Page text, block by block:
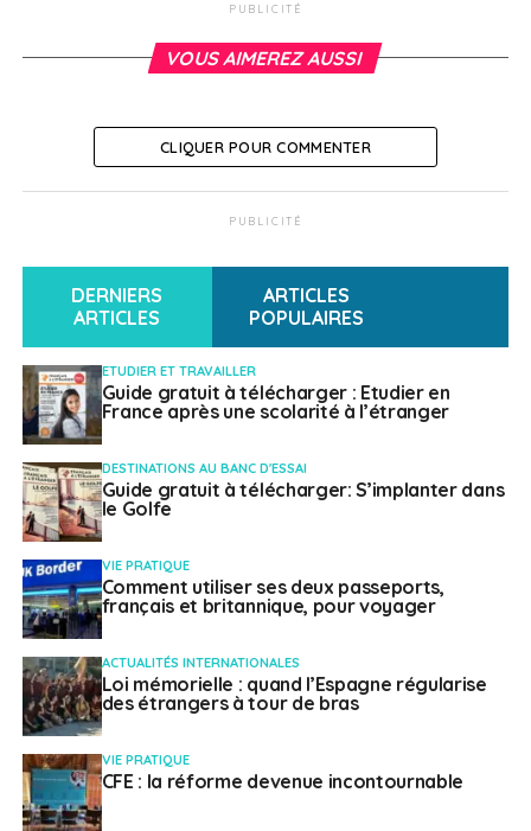
PUBLICITÉ
VOUS AIMEREZ AUSSI
CLIQUER POUR COMMENTER
PUBLICITÉ
DERNIERS
ARTICLES
ARTICLES
POPULAIRES
ETUDIER ET TRAVAILLER
Guide gratuit à télécharger : Etudier en
France après une scolarité à l’étranger
DESTINATIONS AU BANC D'ESSAI
Guide gratuit à télécharger: S’implanter dans
le Golfe
VIE PRATIQUE
Comment utiliser ses deux passeports,
français et britannique, pour voyager
ACTUALITÉS INTERNATIONALES
Loi mémorielle : quand l’Espagne régularise
des étrangers à tour de bras
VIE PRATIQUE
CFE : la réforme devenue incontournable